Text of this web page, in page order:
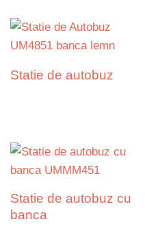
Statie de autobuz
Statie de autobuz cu
banca